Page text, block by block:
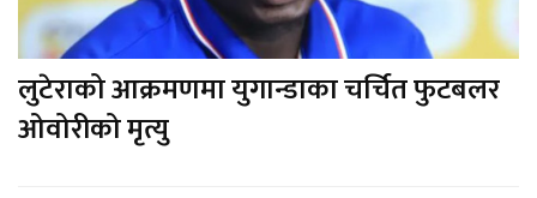
लुटेराको आक्रमणमा युगान्डाका चर्चित फुटबलर
ओवोरीको मृत्यु